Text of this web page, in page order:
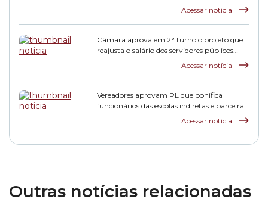
Acessar notícia
Câmara aprova em 2° turno o projeto que
reajusta o salário dos servidores públicos
Acessar notícia
Vereadores aprovam PL que bonifica
funcionários das escolas indiretas e parceiras
Acessar notícia
Outras notícias relacionadas